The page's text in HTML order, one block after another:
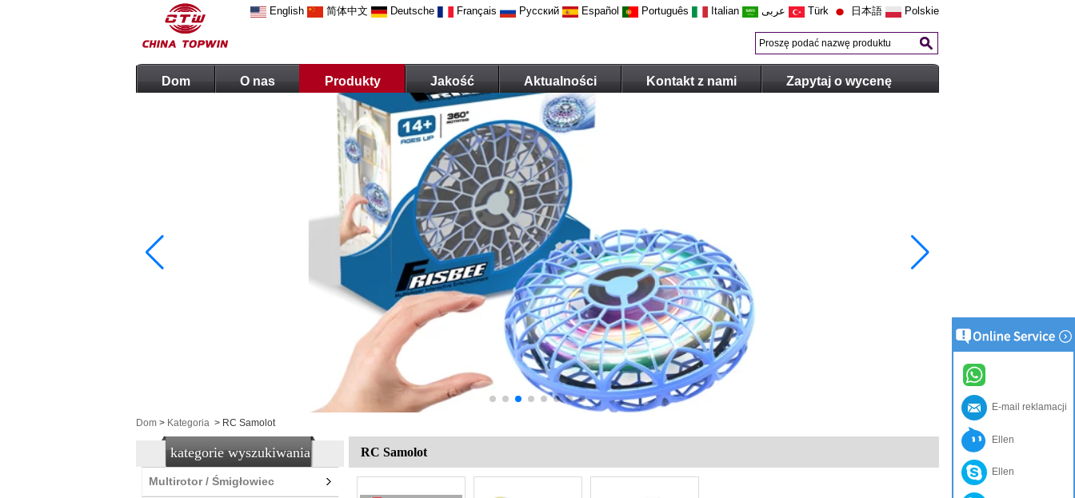
English 简体中文 Deutsche Français Русский Español Português Italian عربى Türk 日本語 Polskie
Dom O nas Produkty Jakość Aktualności Kontakt z nami Zapytaj o wycenę
Dom > Kategoria > RC Samolot
kategorie wyszukiwania
Multirotor / Śmigłowiec
RC Samolot
E-mail reklamacji
Ellen
Ellen